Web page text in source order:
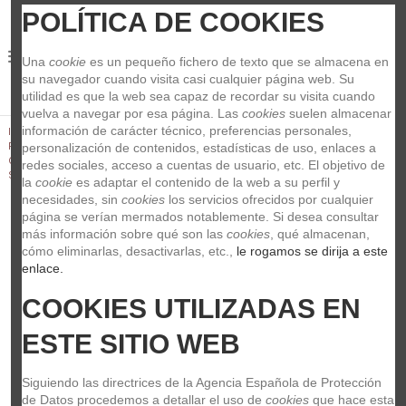
Inicio Guitarras y Bajos
Piezas de repuesto para instrumentos
Puentes y cordales para guitarra
Puentes y piezas para puente
Graph Tech PS-8000-F0 String Saver Originals 2-3/16 Strat/Tele-Style
Saddles - 6-String
POLÍTICA DE COOKIES
Una cookie es un pequeño fichero de texto que se almacena en
su navegador cuando visita casi cualquier página web. Su
utilidad es que la web sea capaz de recordar su visita cuando
vuelva a navegar por esa página. Las cookies suelen almacenar
información de carácter técnico, preferencias personales,
personalización de contenidos, estadísticas de uso, enlaces a
redes sociales, acceso a cuentas de usuario, etc. El objetivo de
la cookie es adaptar el contenido de la web a su perfil y
necesidades, sin cookies los servicios ofrecidos por cualquier
página se verían mermados notablemente. Si desea consultar
más información sobre qué son las cookies , qué almacenan,
cómo eliminarlas, desactivarlas, etc.,
le rogamos se dirija a este
enlace.
COOKIES UTILIZADAS EN
ESTE SITIO WEB
Siguiendo las directrices de la Agencia Española de Protección
de Datos procedemos a detallar el uso de cookies que hace esta